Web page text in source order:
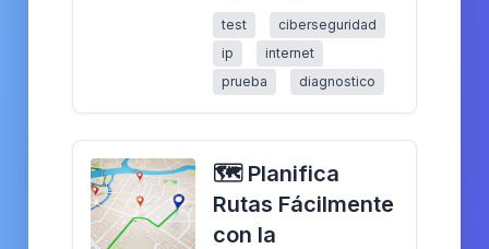
test
ciberseguridad
ip
internet
prueba
diagnostico
🗺️ Planifica
Rutas Fácilmente
con la